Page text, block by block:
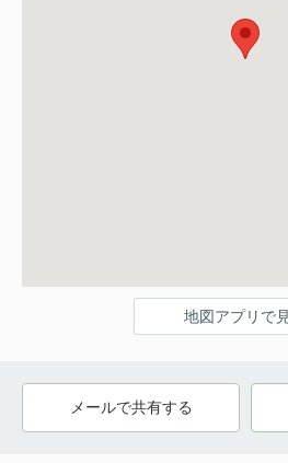
地図アプリで
メールで共有する